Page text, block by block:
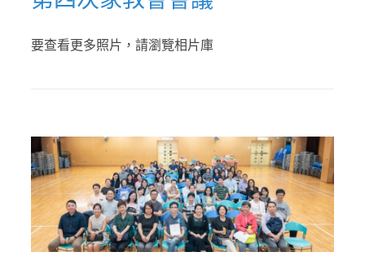
要查看更多照片，請瀏覽相片庫